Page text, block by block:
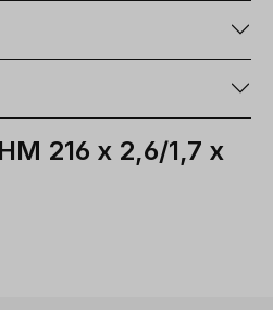
216 x 2,6/1,7 x